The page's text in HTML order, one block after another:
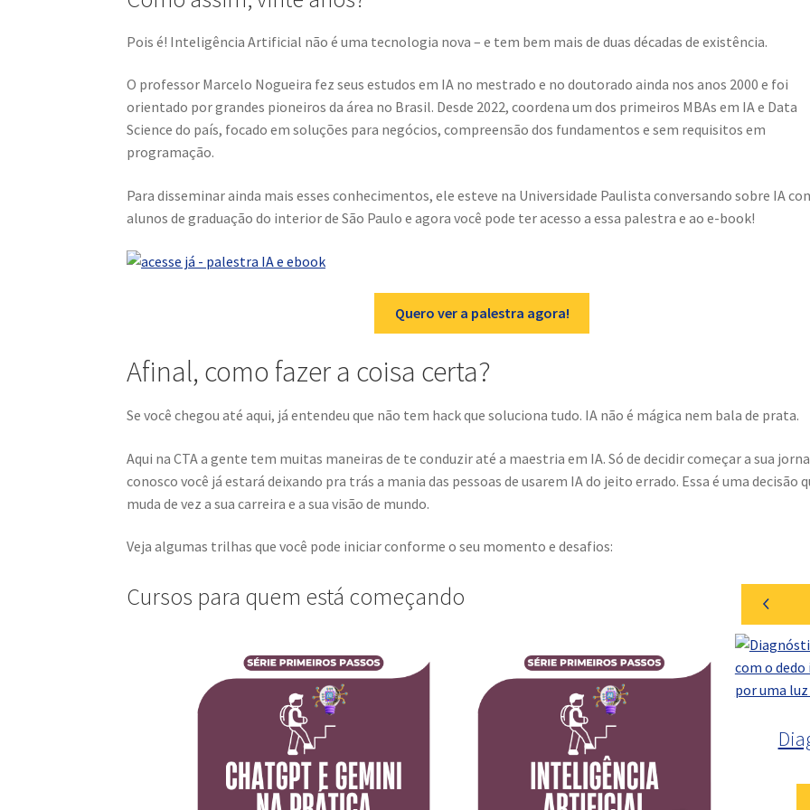
Pois é! Inteligência Artificial não é uma tecnologia nova – e tem bem mais de duas décadas de existência.
O professor Marcelo Nogueira fez seus estudos em IA no mestrado e no doutorado ainda nos anos 2000 e foi
orientado por grandes pioneiros da área no Brasil. Desde 2022, coordena um dos primeiros MBAs em IA e Data
Science do país, focado em soluções para negócios, compreensão dos fundamentos e sem requisitos em
programação.
Para disseminar ainda mais esses conhecimentos, ele esteve na Universidade Paulista conversando sobre IA
alunos de graduação do interior de São Paulo e agora você pode ter acesso a essa palestra e ao e-book!
Quero ver a palestra agora!
Afinal, como fazer a coisa certa?
Se você chegou até aqui, já entendeu que não tem hack que soluciona tudo. IA não é mágica nem bala de prata.
Aqui na CTA a gente tem muitas maneiras de te conduzir até a maestria em IA. Só de decidir começar a sua
conosco você já estará deixando pra trás a mania das pessoas de usarem IA do jeito errado. Essa é uma decisão
muda de vez a sua carreira e a sua visão de mundo.
Veja algumas trilhas que você pode iniciar conforme o seu momento e desafios:
Cursos para quem está começando